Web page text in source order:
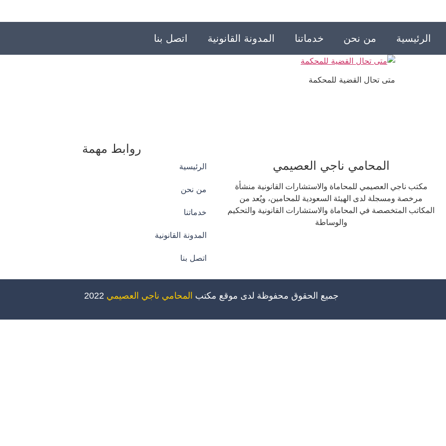
الرئيسية من نحن خدماتنا المدونة القانونية اتصل بنا
متى تحال القضية للمحكمة
المحامي ناجي العصيمي
مكتب ناجي العصيمي للمحاماة والاستشارات القانونية منشأة
مرخصة ومسجلة لدى الهيئة السعودية للمحامين، ويُعد من
المكاتب المتخصصة في المحاماة والاستشارات القانونية والتحكيم
والوساطة
روابط مهمة
الرئيسية
من نحن
خدماتنا
المدونة القانونية
اتصل بنا
جميع الحقوق محفوظة لدى موقع مكتب المحامي ناجي العصيمي